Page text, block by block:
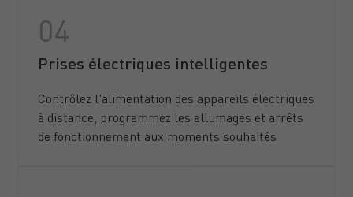
Prises électriques intelligentes
Contrôlez l'alimentation des appareils électriques
à distance, programmez les allumages et arrêts
de fonctionnement aux moments souhaités